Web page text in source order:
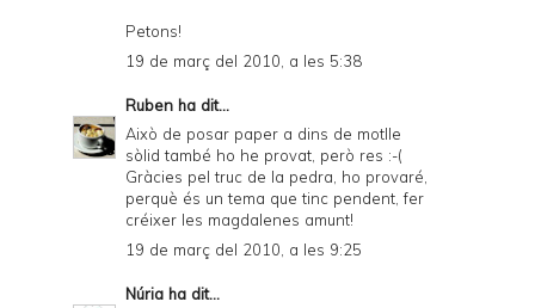
Petons!
19 de març del 2010, a les 5:38
Ruben ha dit...
Això de posar paper a dins de motlle
sòlid també ho he provat, però res :-(
Gràcies pel truc de la pedra, ho provaré,
perquè és un tema que tinc pendent, fer
créixer les magdalenes amunt!
19 de març del 2010, a les 9:25
Núria ha dit...